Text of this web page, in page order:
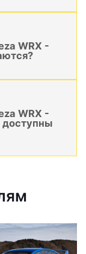
WRX -
WRX -
доступны